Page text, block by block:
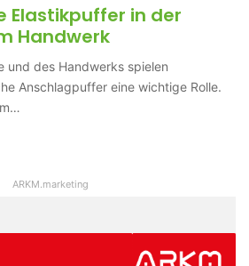
Elastikpuffer in der
Handwerk
und des Handwerks spielen
Anschlagpuffer eine wichtige Rolle.
ARKM.marketing